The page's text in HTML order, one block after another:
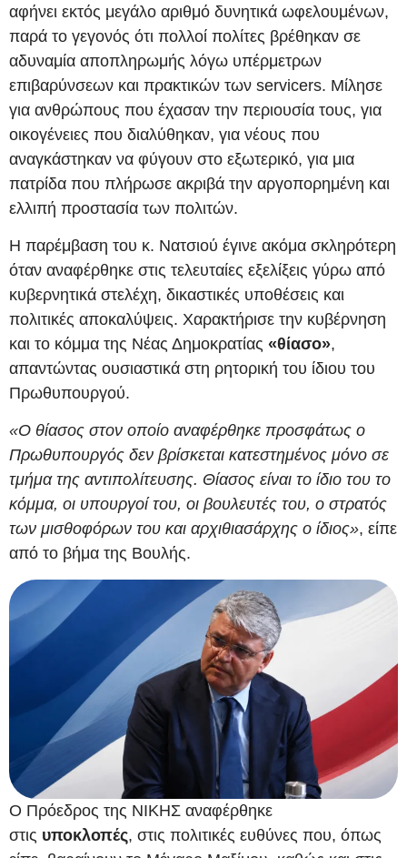
αφήνει εκτός μεγάλο αριθμό δυνητικά ωφελουμένων,
παρά το γεγονός ότι πολλοί πολίτες βρέθηκαν σε
αδυναμία αποπληρωμής λόγω υπέρμετρων
επιβαρύνσεων και πρακτικών των servicers. Μίλησε
για ανθρώπους που έχασαν την περιουσία τους, για
οικογένειες που διαλύθηκαν, για νέους που
αναγκάστηκαν να φύγουν στο εξωτερικό, για μια
πατρίδα που πλήρωσε ακριβά την αργοπορημένη και
ελλιπή προστασία των πολιτών.
Η παρέμβαση του κ. Νατσιού έγινε ακόμα σκληρότερη
όταν αναφέρθηκε στις τελευταίες εξελίξεις γύρω από
κυβερνητικά στελέχη, δικαστικές υποθέσεις και
πολιτικές αποκαλύψεις. Χαρακτήρισε την κυβέρνηση
και το κόμμα της Νέας Δημοκρατίας «θίασο»,
απαντώντας ουσιαστικά στη ρητορική του ίδιου του
Πρωθυπουργού.
«Ο θίασος στον οποίο αναφέρθηκε προσφάτως ο
Πρωθυπουργός δεν βρίσκεται κατεστημένος μόνο σε
τμήμα της αντιπολίτευσης. Θίασος είναι το ίδιο του το
κόμμα, οι υπουργοί του, οι βουλευτές του, ο στρατός
των μισθοφόρων του και αρχιθιασάρχης ο ίδιος», είπε
από το βήμα της Βουλής.
Ο Πρόεδρος της ΝΙΚΗΣ αναφέρθηκε
στις υποκλοπές, στις πολιτικές ευθύνες που, όπως